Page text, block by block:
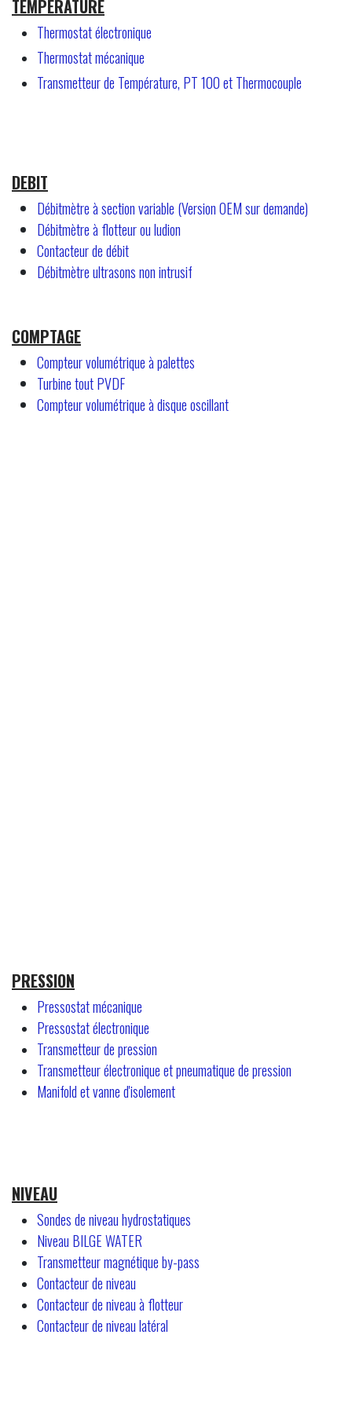
TEMPERATURE
Thermostat électronique
Thermostat mécanique
Transmetteur de Température, PT 100 et Thermocouple
DEBIT
Débitmètre à section variable (Version OEM sur demande)
Débitmètre à flotteur ou ludion
Contacteur de débit
Débitmètre ultrasons non intrusif
COMPTAGE
Compteur volumétrique à palettes
Turbine tout PVDF
Compteur volumétrique à disque oscillant
PRESSION
Pressostat mécanique
Pressostat électronique
Transmetteur de pression
Transmetteur électronique et pneumatique de pression
Manifold et vanne d'isolement
NIVEAU
Sondes de niveau hydrostatiques
Niveau BILGE WATER
Transmetteur magnétique by-pass
Contacteur de niveau
Contacteur de niveau à flotteur
Contacteur de niveau latéral